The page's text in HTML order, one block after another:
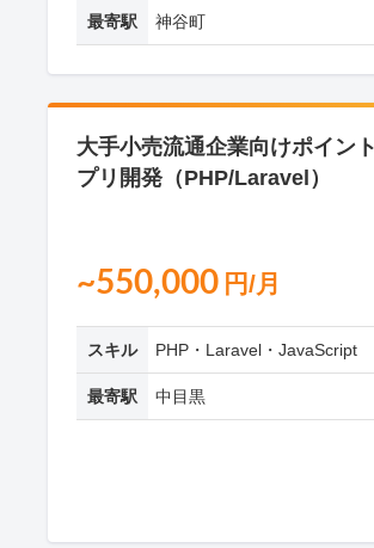
最寄駅 神谷町
大手小売流通企業向けポイン
プリ開発（PHP/Laravel）
~550,000 円/月
スキル PHP・Laravel・JavaScript
最寄駅 中目黒